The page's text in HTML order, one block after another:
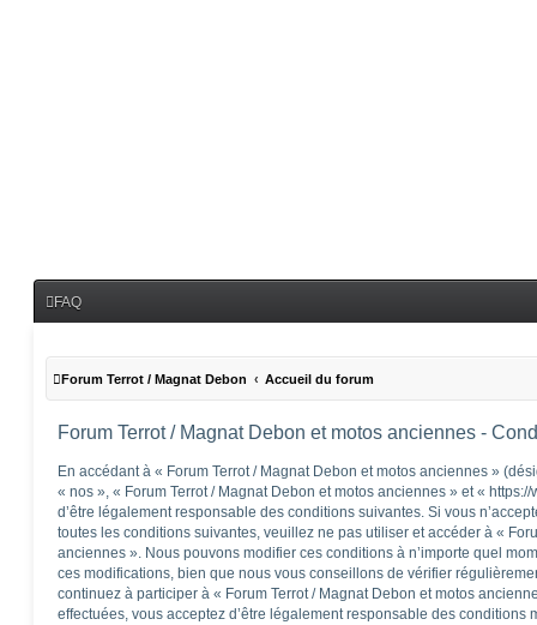
FAQ
Forum Terrot / Magnat Debon Accueil du forum
Forum Terrot / Magnat Debon et motos anciennes -
En accédant à « Forum Terrot / Magnat Debon et motos anciennes »
« nos », « Forum Terrot / Magnat Debon et motos anciennes » et «
d’être légalement responsable des conditions suivantes. Si vous
toutes les conditions suivantes, veuillez ne pas utiliser et accéder à «
anciennes ». Nous pouvons modifier ces conditions à n’importe quel
ces modifications, bien que nous vous conseillons de vérifier
continuez à participer à « Forum Terrot / Magnat Debon et motos
effectuées, vous acceptez d’être légalement responsable des conditions